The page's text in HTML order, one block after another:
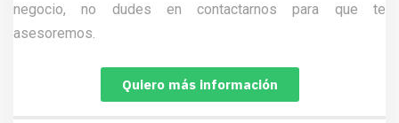
negocio, no dudes en contactarnos para que te
asesoremos.
Quiero más información